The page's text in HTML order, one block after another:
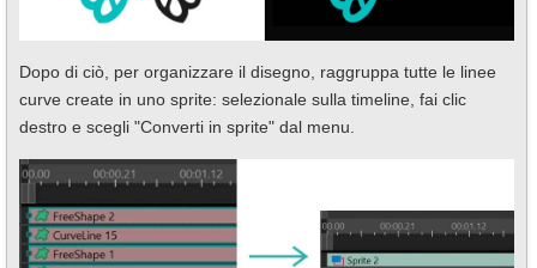
Dopo di ciò, per organizzare il disegno, raggruppa tutte le linee
curve create in uno sprite: selezionale sulla timeline, fai clic
destro e scegli "Converti in sprite" dal menu.